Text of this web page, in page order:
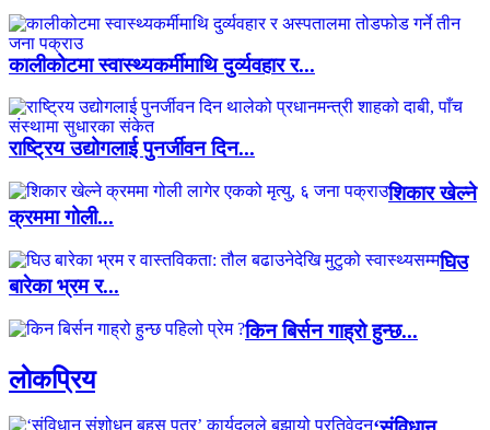
कालीकोटमा स्वास्थ्यकर्मीमाथि दुर्व्यवहार र...
राष्ट्रिय उद्योगलाई पुनर्जीवन दिन...
शिकार खेल्ने
क्रममा गोली...
घिउ
बारेका भ्रम र...
किन बिर्सन गाह्रो हुन्छ...
लाेकप्रिय